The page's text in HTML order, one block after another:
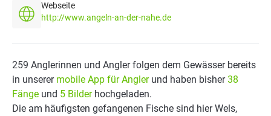
Webseite
http://www.angeln-an-der-nahe.de
259 Anglerinnen und Angler folgen dem Gewässer bereits
in unserer mobile App für Anglerund haben bisher38
Fänge und 5 Bilderhochgeladen.
Die am häufigsten gefangenen Fische sind hier Wels,